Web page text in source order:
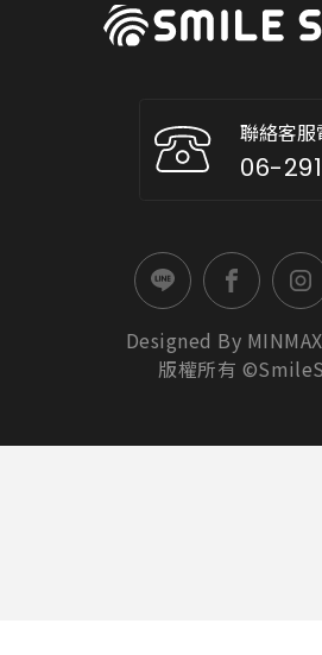
聯絡客服
06-
Designed By MINMAX
版權所有